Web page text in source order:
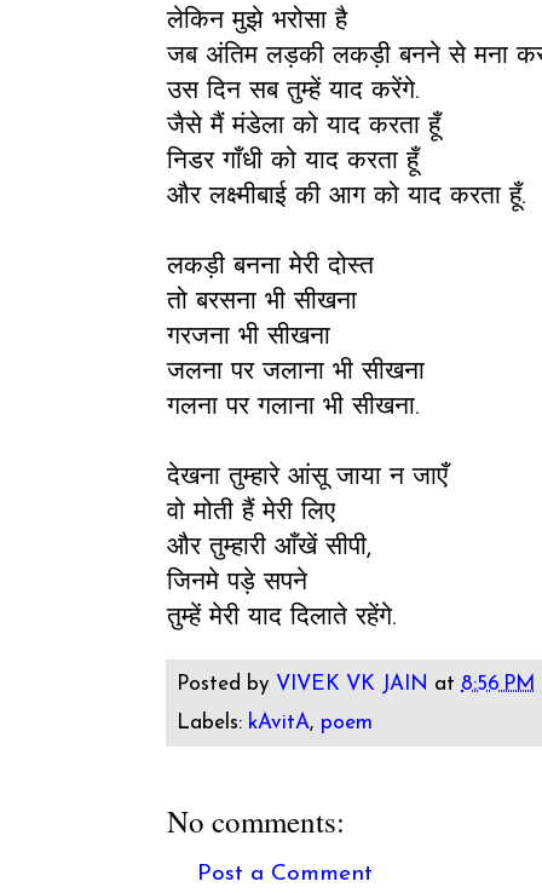
लेकिन मुझे भरोसा है
जब अंतिम लड़की लकड़ी बनने से मना
उस दिन सब तुम्हें याद करेंगे.
जैसे मैं मंडेला को याद करता हूँ
निडर गाँधी को याद करता हूँ
और लक्ष्मीबाई की आग को याद करता हूँ.
लकड़ी बनना मेरी दोस्त
तो बरसना भी सीखना
गरजना भी सीखना
जलना पर जलाना भी सीखना
गलना पर गलाना भी सीखना.
देखना तुम्हारे आंसू जाया न जाएँ
वो मोती हैं मेरी लिए
और तुम्हारी आँखें सीपी,
जिनमे पड़े सपने
तुम्हें मेरी याद दिलाते रहेंगे.
Posted by VIVEK VK JAIN at 8:56 PM
Labels: kAvitA, poem
No comments:
Post a Comment